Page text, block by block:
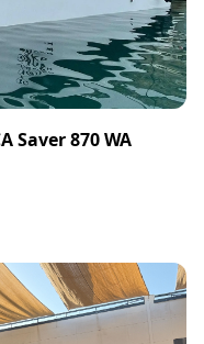
Saver 870 WA